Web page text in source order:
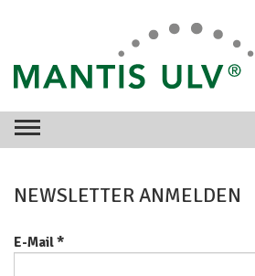
NEWSLETTER ANMELDEN
E-Mail*